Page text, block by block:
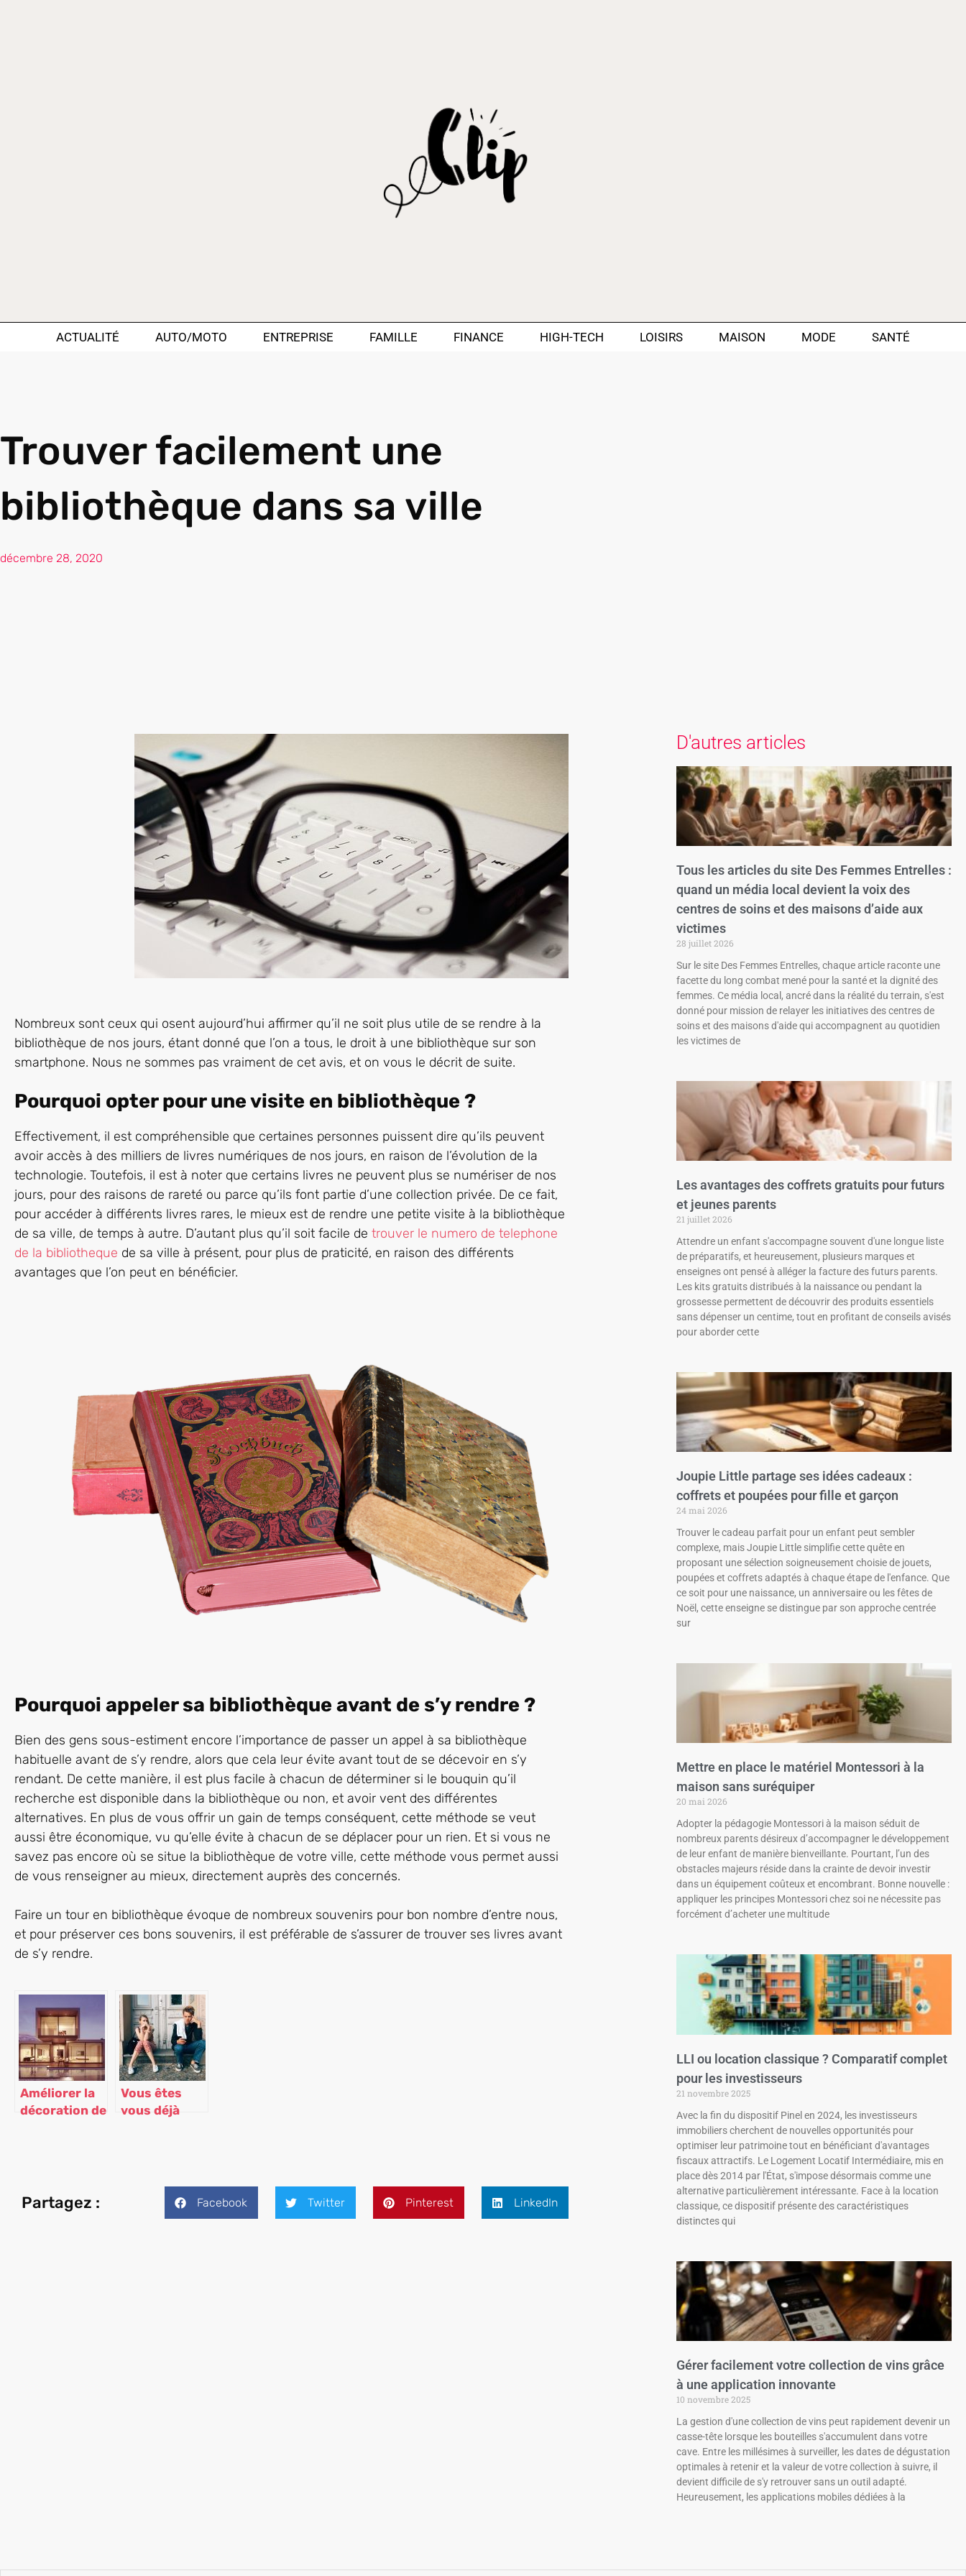
ACTUALITÉ AUTO/MOTO ENTREPRISE FAMILLE FINANCE HIGH-TECH LOISIRS MAISON MODE SANTÉ
Trouver facilement une
bibliothèque dans sa ville
décembre 28, 2020
Nombreux sont ceux qui osent aujourd’hui affirmer qu’il ne soit plus utile de se rendre à la
bibliothèque de nos jours, étant donné que l’on a tous, le droit à une bibliothèque sur son
smartphone. Nous ne sommes pas vraiment de cet avis, et on vous le décrit de suite.
Pourquoi opter pour une visite en bibliothèque ?
Effectivement, il est compréhensible que certaines personnes puissent dire qu’ils peuvent
avoir accès à des milliers de livres numériques de nos jours, en raison de l’évolution de la
technologie. Toutefois, il est à noter que certains livres ne peuvent plus se numériser de nos
jours, pour des raisons de rareté ou parce qu’ils font partie d’une collection privée. De ce fait,
pour accéder à différents livres rares, le mieux est de rendre une petite visite à la bibliothèque
de sa ville, de temps à autre. D’autant plus qu’il soit facile de trouver le numero de telephone
de la bibliotheque de sa ville à présent, pour plus de praticité, en raison des différents
avantages que l’on peut en bénéficier.
Pourquoi appeler sa bibliothèque avant de s’y rendre ?
Bien des gens sous-estiment encore l’importance de passer un appel à sa bibliothèque
habituelle avant de s’y rendre, alors que cela leur évite avant tout de se décevoir en s’y
rendant. De cette manière, il est plus facile à chacun de déterminer si le bouquin qu’il
recherche est disponible dans la bibliothèque ou non, et avoir vent des différentes
alternatives. En plus de vous offrir un gain de temps conséquent, cette méthode se veut
aussi être économique, vu qu’elle évite à chacun de se déplacer pour un rien. Et si vous ne
savez pas encore où se situe la bibliothèque de votre ville, cette méthode vous permet aussi
de vous renseigner au mieux, directement auprès des concernés.
Faire un tour en bibliothèque évoque de nombreux souvenirs pour bon nombre d’entre nous,
et pour préserver ces bons souvenirs, il est préférable de s’assurer de trouver ses livres avant
de s’y rendre.
Améliorer la
décoration de
Vous êtes
vous déjà
Partagez : Facebook Twitter Pinterest LinkedIn
D'autres articles
Tous les articles du site Des Femmes Entrelles :
quand un média local devient la voix des
centres de soins et des maisons d’aide aux
victimes
28 juillet 2026
Sur le site Des Femmes Entrelles, chaque article raconte une
facette du long combat mené pour la santé et la dignité des
femmes. Ce média local, ancré dans la réalité du terrain, s'est
donné pour mission de relayer les initiatives des centres de
soins et des maisons d'aide qui accompagnent au quotidien
les victimes de
Les avantages des coffrets gratuits pour futurs
et jeunes parents
21 juillet 2026
Attendre un enfant s'accompagne souvent d'une longue liste
de préparatifs, et heureusement, plusieurs marques et
enseignes ont pensé à alléger la facture des futurs parents.
Les kits gratuits distribués à la naissance ou pendant la
grossesse permettent de découvrir des produits essentiels
sans dépenser un centime, tout en profitant de conseils avisés
pour aborder cette
Joupie Little partage ses idées cadeaux :
coffrets et poupées pour fille et garçon
24 mai 2026
Trouver le cadeau parfait pour un enfant peut sembler
complexe, mais Joupie Little simplifie cette quête en
proposant une sélection soigneusement choisie de jouets,
poupées et coffrets adaptés à chaque étape de l'enfance. Que
ce soit pour une naissance, un anniversaire ou les fêtes de
Noël, cette enseigne se distingue par son approche centrée
sur
Mettre en place le matériel Montessori à la
maison sans suréquiper
20 mai 2026
Adopter la pédagogie Montessori à la maison séduit de
nombreux parents désireux d’accompagner le développement
de leur enfant de manière bienveillante. Pourtant, l’un des
obstacles majeurs réside dans la crainte de devoir investir
dans un équipement coûteux et encombrant. Bonne nouvelle :
appliquer les principes Montessori chez soi ne nécessite pas
forcément d’acheter une multitude
LLI ou location classique ? Comparatif complet
pour les investisseurs
21 novembre 2025
Avec la fin du dispositif Pinel en 2024, les investisseurs
immobiliers cherchent de nouvelles opportunités pour
optimiser leur patrimoine tout en bénéficiant d'avantages
fiscaux attractifs. Le Logement Locatif Intermédiaire, mis en
place dès 2014 par l'État, s'impose désormais comme une
alternative particulièrement intéressante. Face à la location
classique, ce dispositif présente des caractéristiques
distinctes qui
Gérer facilement votre collection de vins grâce
à une application innovante
10 novembre 2025
La gestion d'une collection de vins peut rapidement devenir un
casse-tête lorsque les bouteilles s'accumulent dans votre
cave. Entre les millésimes à surveiller, les dates de dégustation
optimales à retenir et la valeur de votre collection à suivre, il
devient difficile de s'y retrouver sans un outil adapté.
Heureusement, les applications mobiles dédiées à la